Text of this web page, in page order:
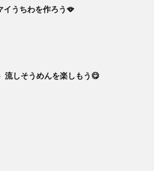
うちわを作ろう🪭
流しそうめんを楽しもう😋